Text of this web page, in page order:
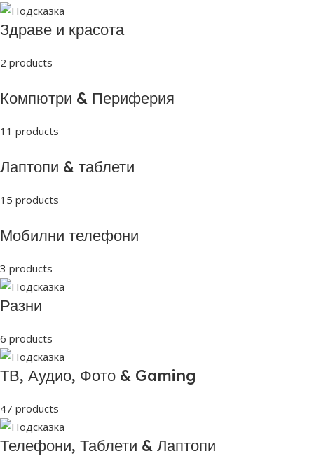
Здраве и красота
2 products
Компютри & Периферия
11 products
Лаптопи & таблети
15 products
Мобилни телефони
3 products
Разни
6 products
ТВ, Аудио, Фото & Gaming
47 products
Телефони, Таблети & Лаптопи